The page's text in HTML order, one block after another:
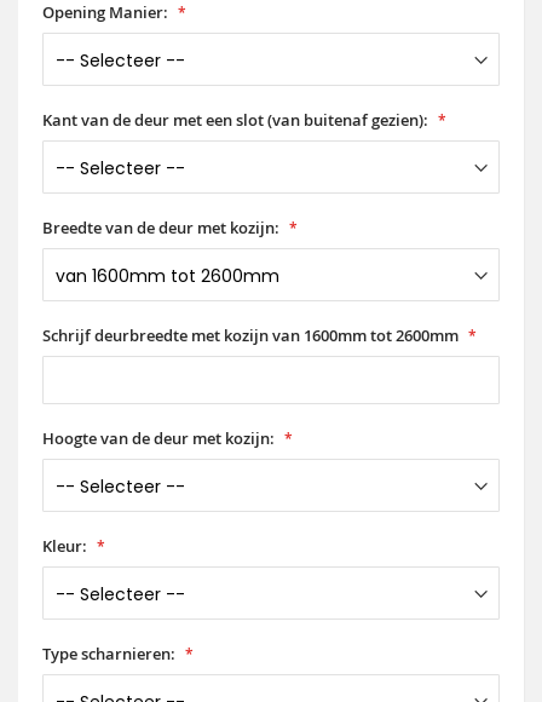
Opening Manier:
Kant van de deur met een slot (van buitenaf gezien):
Breedte van de deur met kozijn:
Schrijf deurbreedte met kozijn van 1600mm tot 2600mm
Hoogte van de deur met kozijn:
Kleur:
Type scharnieren: